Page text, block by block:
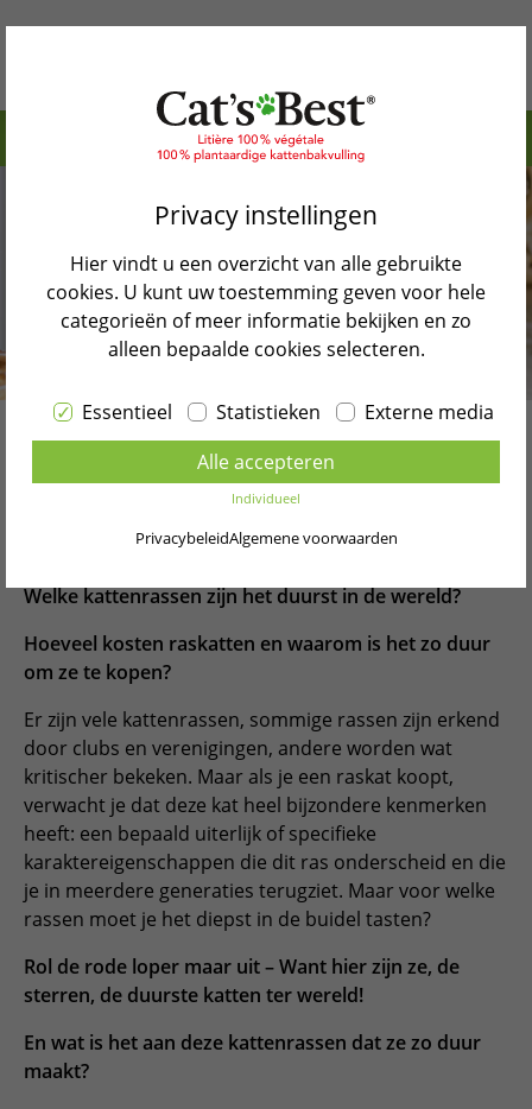
Waarom Cat’s Best
Onze producten
Katten Blog
Verkooppunten
Selecteer taal
ENGLISH
PORTUGUÊS
ITALIANO
POLSKI
ESPAÑOL
PORTUGUÊS BRASIL
简体中文
日本語
ČEŠTINA
ESPAÑOL, MÉXICO
Speciale katten – de duurste
kat ter wereld
Welke kattenrassen zijn het duurst in de wereld?
Hoeveel kosten raskatten en waarom is het zo duur
om ze te kopen?
Er zijn vele kattenrassen, sommige rassen zijn erkend
door clubs en verenigingen, andere worden wat
kritischer bekeken. Maar als je een raskat koopt,
verwacht je dat deze kat heel bijzondere kenmerken
heeft: een bepaald uiterlijk of specifieke
karaktereigenschappen die dit ras onderscheid en die
je in meerdere generaties terugziet. Maar voor welke
rassen moet je het diepst in de buidel tasten?
Rol de rode loper maar uit – Want hier zijn ze, de
sterren, de duurste katten ter wereld!
En wat is het aan deze kattenrassen dat ze zo duur
maakt?
Welke factoren bepalen hoeveel een kat kost?
Waar moet je rekening mee houden als je een
dure kat koopt?
Privacy instellingen
Hier vindt u een overzicht van alle gebruikte
cookies. U kunt uw toestemming geven voor hele
categorieën of meer informatie bekijken en zo
alleen bepaalde cookies selecteren.
Essentieel Statistieken
Externe media
Alle accepteren
Individueel
PrivacybeleidAlgemene voorwaarden